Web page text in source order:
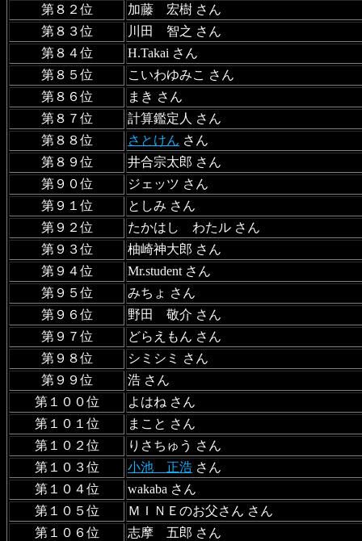
第８２位
加藤 宏樹 さん
第８３位
川田 智之 さん
第８４位
H.Takai さん
第８５位
こいわゆみこ さん
第８６位
まき さん
第８７位
計算鑑定人 さん
第８８位
さとけん さん
第８９位
井合宗太郎 さん
第９０位
ジェッツ さん
第９１位
としみ さん
第９２位
たかはし わたル さん
第９３位
柚崎神大郎 さん
第９４位
Mr.student さん
第９５位
みちょ さん
第９６位
野田 敬介 さん
第９７位
どらえもん さん
第９８位
シミシミ さん
第９９位
浩 さん
第１００位
よはね さん
第１０１位
まこと さん
第１０２位
りさちゅう さん
第１０３位
小池 正浩 さん
第１０４位
wakaba さん
第１０５位
ＭＩＮＥのお父さん さん
第１０６位
志摩 五郎 さん